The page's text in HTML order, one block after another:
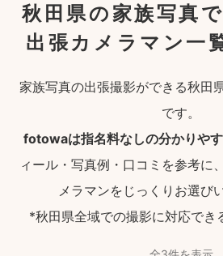
秋田県の家族写真
出張カメラマン一
家族写真の出張撮影ができる秋田
です。
fotowaは指名料なしの分かりやす
ィール・写真例・口コミを参考に
メラマンをじっくりお選び
*秋田県全域での撮影に対応でき